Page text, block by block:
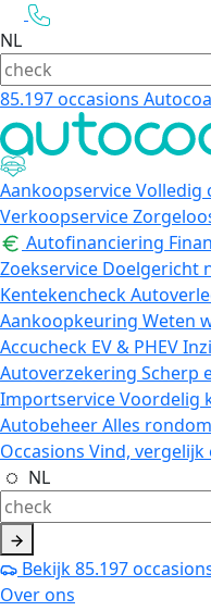
NL
85.197occasions
AankoopserviceVolledig
Verkoopservice
Autofinanciering
Zoekservice Doelgericht
Kentekencheck
Aankoopkeuring Weten
Accucheck EV & PHEV
Autoverzekering Scherp
ImportserviceVoordelig
AutobeheerAlles
Occasions Vind, vergelijk
NL
Bekijk85.197
Over ons